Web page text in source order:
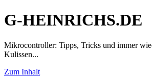
G-HEINRICHS.DE
Mikrocontroller: Tipps, Tricks und immer
Kulissen...
Zum Inhalt